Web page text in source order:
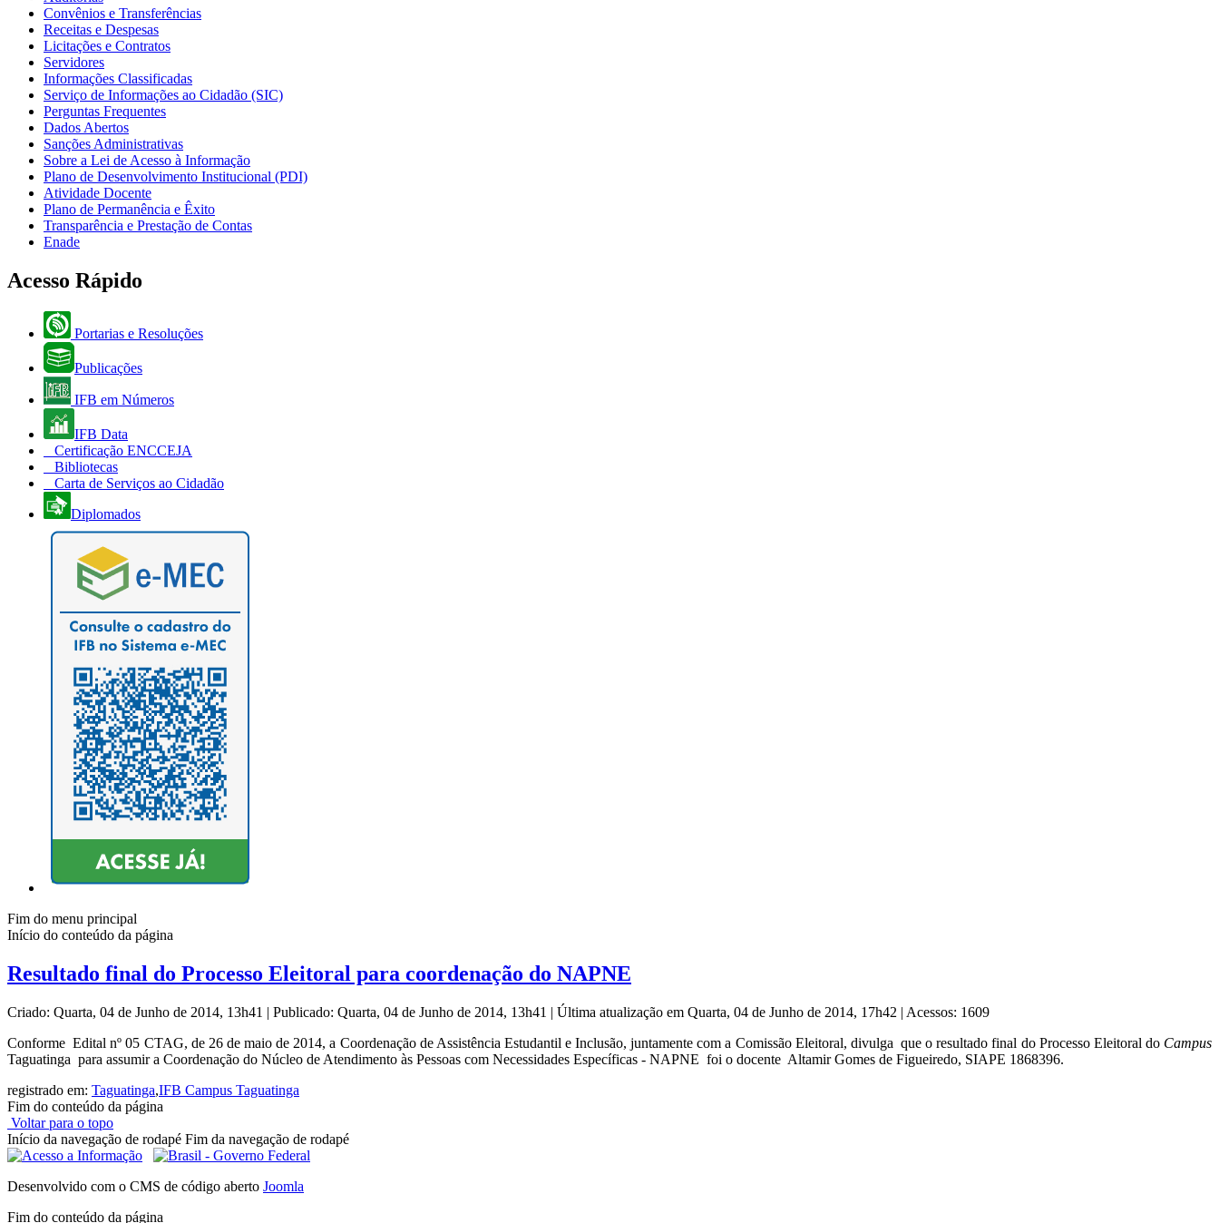
Convênios e Transferências
Receitas e Despesas
Licitações e Contratos
Servidores
Informações Classificadas
Serviço de Informações ao Cidadão (SIC)
Perguntas Frequentes
Dados Abertos
Sanções Administrativas
Sobre a Lei de Acesso à Informação
Plano de Desenvolvimento Institucional (PDI)
Atividade Docente
Plano de Permanência e Êxito
Transparência e Prestação de Contas
Enade
Acesso Rápido
Portarias e Resoluções
Publicações
IFB em Números
IFB Data
Certificação ENCCEJA
Bibliotecas
Carta de Serviços ao Cidadão
Diplomados
Fim do menu principal
Início do conteúdo da página
Resultado final do Processo Eleitoral para coordenação do NAPNE
Criado: Quarta, 04 de Junho de 2014, 13h41 | Publicado: Quarta, 04 de Junho de 2014, 13h41 | Última atualização em Quarta, 04 de Junho de 2014, 17h42 | Acessos: 1609
Conforme Edital nº 05 CTAG, de 26 de maio de 2014, a Coordenação de Assistência Estudantil e Inclusão, juntamente com a Comissão Eleitoral, divulga que o resultado final do Processo Eleitoral do Campus
Taguatinga para assumir a Coordenação do Núcleo de Atendimento às Pessoas com Necessidades Específicas - NAPNE foi o docente Altamir Gomes de Figueiredo, SIAPE 1868396.
registrado em: Taguatinga,IFB Campus Taguatinga
Fim do conteúdo da página
Voltar para o topo
Início da navegação de rodapé Fim da navegação de rodapé
Desenvolvido com o CMS de código aberto Joomla
Fim do conteúdo da página